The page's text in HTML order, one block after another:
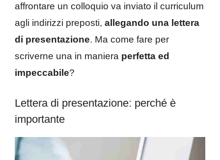
affrontare un colloquio va inviato il curriculum
agli indirizzi preposti, allegando una lettera
di presentazione. Ma come fare per
scriverne una in maniera perfetta ed
impeccabile?
Lettera di presentazione: perché è
importante